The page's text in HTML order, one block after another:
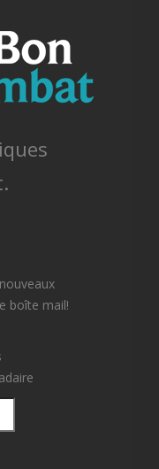
boîte mail!